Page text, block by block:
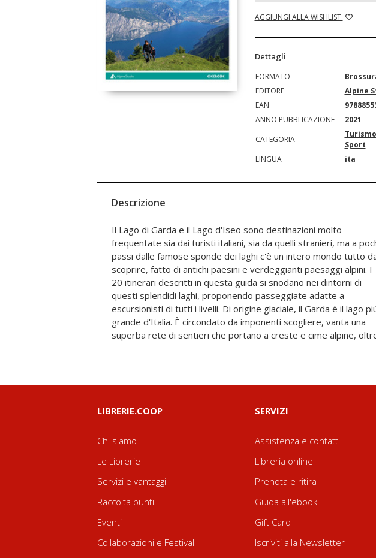
AGGIUNGI ALLA WISHLIST
Dettagli
FORMATO
EDITORE
Alpine
EAN
ANNO PUBBLICAZIONE
2021
CATEGORIA
Sport
LINGUA
ita
Descrizione
Il Lago di Garda e il Lago d'Iseo sono destinazioni molto
frequentate sia dai turisti italiani, sia da quelli stranieri, ma a
passi dalle famose sponde dei laghi c'è un intero mondo tutto
scoprire, fatto di antichi paesini e verdeggianti paesaggi alpini. I
20 itinerari descritti in questa guida si snodano nei dintorni di
questi splendidi laghi, proponendo passeggiate adatte a
escursionisti di tutti i livelli. Di origine glaciale, il Garda è il lago
grande d'Italia. È circondato da imponenti scogliere, vanta una
superba rete di sentieri che portano a creste e cime alpine,
a innumerevoli percorsi più semplici tra uliveti, limoneti e le
bellezze architettoniche dei paesini in riva al lago. Il Lago
più piccolo e raccolto, offre la vista di antichi borghi,
santuari e persino l'isola di lago più alta d'Europa, nota come
Montisola. La guida include: 20 diversi itinerari, con percorsi adatti
a tutte le stagioni; cartine escursionistiche dettagliate; indicazioni
sui trasporti locali; passeggiate lungolago, vecchie
sentieri di montagna; elenchi di ristori e possibili alloggi in rifugi,
LIBRERIE.COOP
Chi siamo
Le Librerie
Servizi e vantaggi
Raccolta punti
Eventi
Collaborazioni e Festival
SERVIZI
Assistenza e contatti
Libreria online
Prenota e ritira
Guida all'ebook
Gift Card
Iscriviti alla Newsletter